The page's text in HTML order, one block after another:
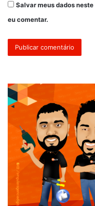
Salvar meus dados
eu comentar.